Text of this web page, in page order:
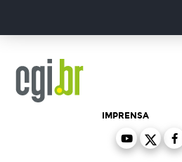
o
IMPRENSA